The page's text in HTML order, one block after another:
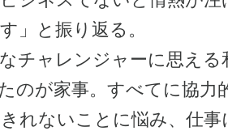
」と振り返る。
チャレンジャーに思える
のが家事。すべてに協力
れないことに悩み、仕事